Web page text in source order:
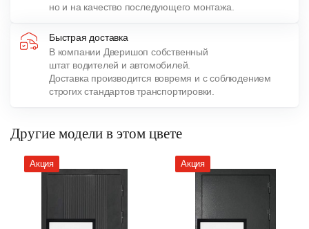
но и на качество последующего монтажа.
Быстрая доставка
В компании Дверишоп собственный
штат водителей и автомобилей.
Доставка производится вовремя и с соблюдением
строгих стандартов транспортировки.
Другие модели в этом цвете
Акция Акция